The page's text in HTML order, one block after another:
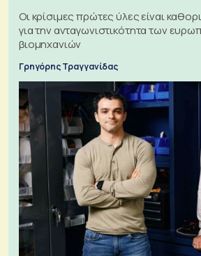
Οι κρίσιμες πρώτες ύλες είναι
για την ανταγωνιστικότητα των
βιομηχανιών
Γρηγόρης Τραγγανίδας